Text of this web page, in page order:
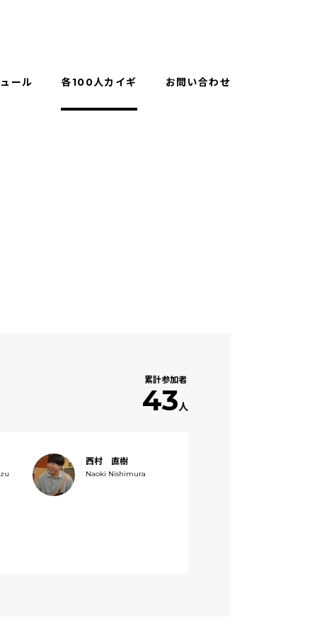
ール 各100人カイギ お問い合わせ
累計参加者
43人
西村 直樹
Naoki Nishimura